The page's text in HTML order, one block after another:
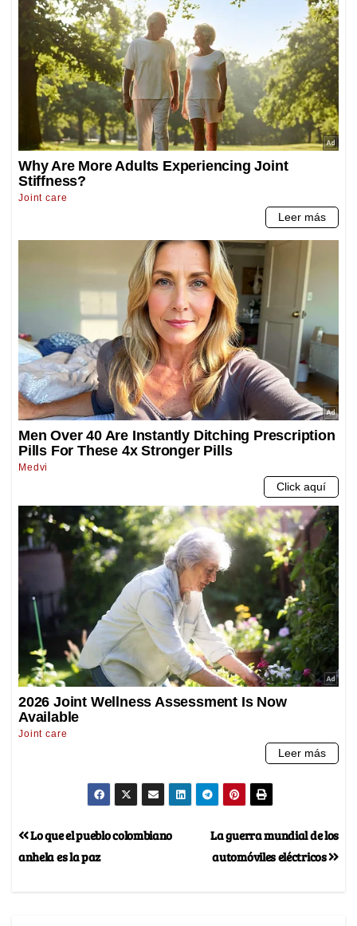
La guerra mundial de los
automóviles eléctricos
Lo que el pueblo colombiano
anhela es la paz